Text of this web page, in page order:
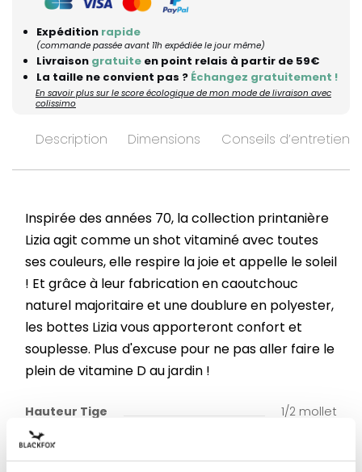
Expédition rapide
(commande passée avant 11h expédiée le jour même)
Livraison gratuite en point relais à partir de 59€
La taille ne convient pas ? Échangez gratuitement !
En savoir plus sur le score écologique de mon mode de livraison avec
colissimo
Description Dimensions Conseils d’entretien
Inspirée des années 70, la collection printanière
Lizia agit comme un shot vitaminé avec toutes
ses couleurs, elle respire la joie et appelle le soleil
! Et grâce à leur fabrication en caoutchouc
naturel majoritaire et une doublure en polyester,
les bottes Lizia vous apporteront confort et
souplesse. Plus d'excuse pour ne pas aller faire le
plein de vitamine D au jardin !
Hauteur Tige 1/2 mollet
Dessus-tige
majoritaire